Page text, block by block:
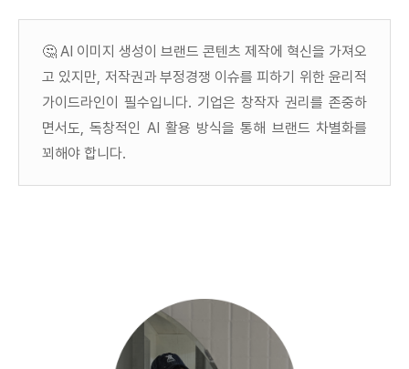
🤔 AI 이미지 생성이 브랜드 콘텐츠 제작에 혁신을 가져오
고 있지만, 저작권과 부정경쟁 이슈를 피하기 위한 윤리적
가이드라인이 필수입니다. 기업은 창작자 권리를 존중하
면서도, 독창적인 AI 활용 방식을 통해 브랜드 차별화를
꾀해야 합니다.